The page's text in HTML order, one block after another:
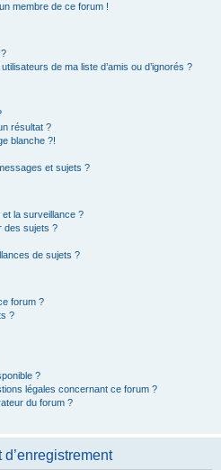
membre de ce forum !
de ma liste d’amis ou d’ignorés ?
résultat ?
blanche ?!
et sujets ?
la surveillance ?
des sujets ?
de sujets ?
forum ?
?
?
légales concernant ce forum ?
du forum ?